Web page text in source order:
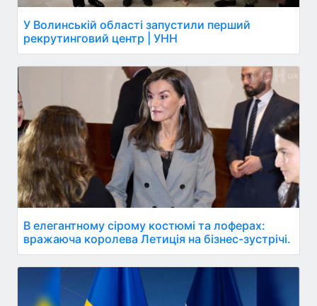
У Волинській області запустили перший
рекрутинговий центр | УНН
В елегантному сірому костюмі та лоферах:
вражаюча королева Летиція на бізнес-зустрічі.